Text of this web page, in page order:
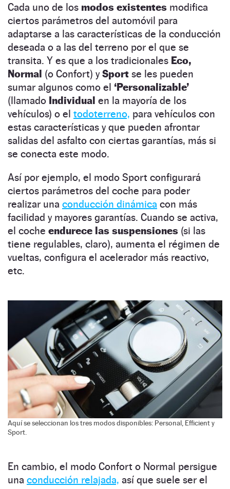
Cada uno de los modos existentes modifica
ciertos parámetros del automóvil para
adaptarse a las características de la conducción
deseada o a las del terreno por el que se
transita. Y es que a los tradicionales Eco,
Normal (o Confort) ySport se les pueden
sumar algunos como el ‘Personalizable’
(llamado Individual en la mayoría de los
vehículos) o el todoterreno, para vehículos con
estas características y que pueden afrontar
salidas del asfalto con ciertas garantías, más si
se conecta este modo.
Así por ejemplo, el modo Sport configurará
ciertos parámetros del coche para poder
realizar una conducción dinámica con más
facilidad y mayores garantías. Cuando se activa,
el coche endurece las suspensiones (si las
tiene regulables, claro), aumenta el régimen de
vueltas, configura el acelerador más reactivo,
etc.
Aquí se seleccionan los tres modos disponibles: Personal, Efficient y
Sport.
En cambio, el modo Confort o Normal persigue
una conducción relajada, así que suele ser el